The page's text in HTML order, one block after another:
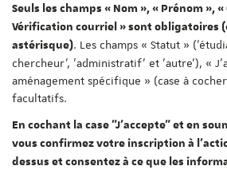
Seuls les champs « Nom », « Prénom »,
Vérification courriel » sont obligatoires
astérisque). Les champs « Statut »
chercheur', 'administratif' et 'autre'), «
aménagement spécifique » (case à
facultatifs.
En cochant la case "J'accepte" et en
vous confirmez votre inscription à
dessus et consentez à ce que les